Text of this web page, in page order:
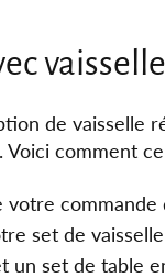
de vaisselle
comment
votre
set de
un set de table